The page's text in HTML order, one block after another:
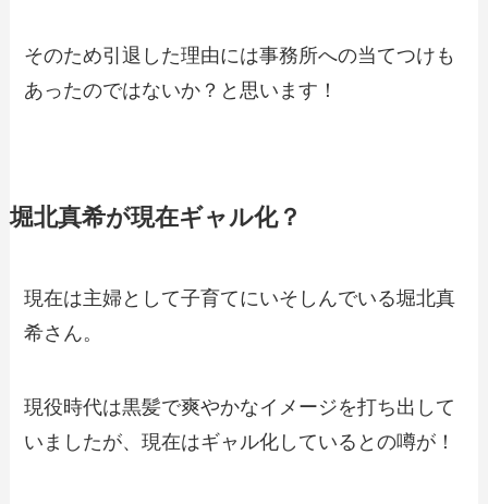
そのため引退した理由には事務所への当てつけも
あったのではないか？と思います！
堀北真希が現在ギャル化？
現在は主婦として子育てにいそしんでいる堀北真
希さん。
現役時代は黒髪で爽やかなイメージを打ち出して
いましたが、現在はギャル化しているとの噂が！